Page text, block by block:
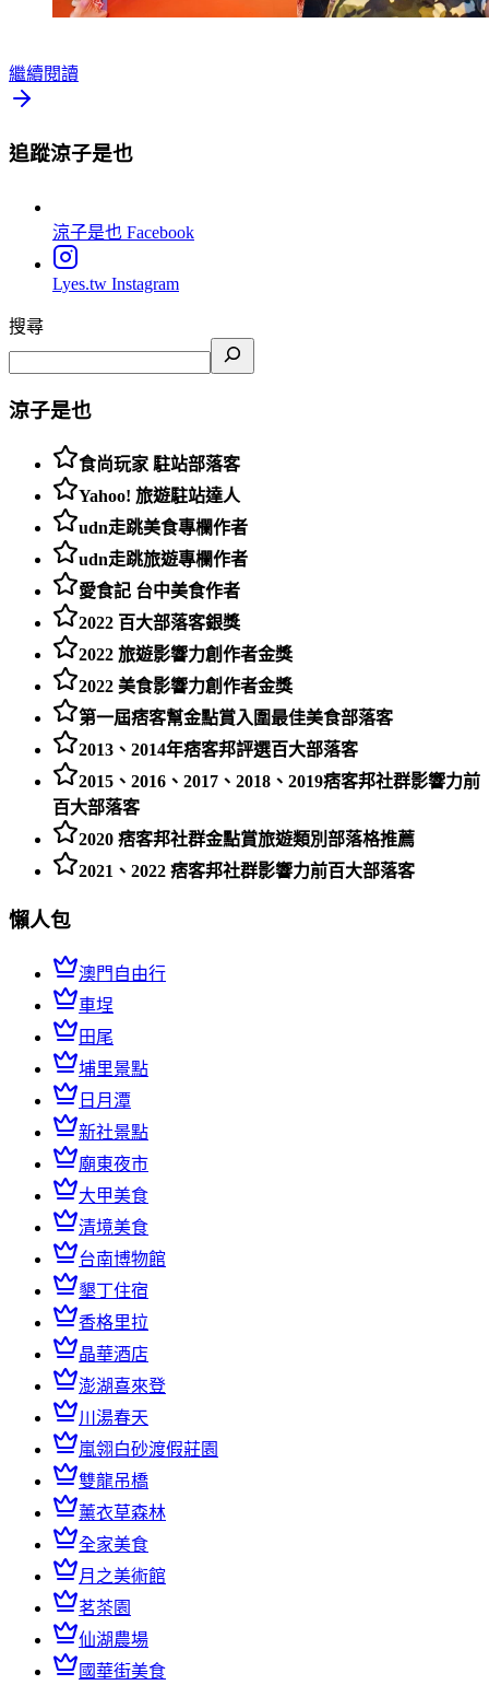
繼續閱讀
追蹤涼子是也
涼子是也 Facebook
Lyes.tw Instagram
搜尋
涼子是也
食尚玩家 駐站部落客
Yahoo! 旅遊駐站達人
udn走跳美食專欄作者
udn走跳旅遊專欄作者
愛食記 台中美食作者
2022 百大部落客銀獎
2022 旅遊影響力創作者金獎
2022 美食影響力創作者金獎
第一屆痞客幫金點賞入圍最佳美食部落客
2013、2014年痞客邦評選百大部落客
2015、2016、2017、2018、2019痞客邦社群影響力前
百大部落客
2020 痞客邦社群金點賞旅遊類別部落格推薦
2021、2022 痞客邦社群影響力前百大部落客
懶人包
澳門自由行
車埕
田尾
埔里景點
日月潭
新社景點
廟東夜市
大甲美食
清境美食
台南博物館
墾丁住宿
香格里拉
晶華酒店
澎湖喜來登
川湯春天
嵐翎白砂渡假莊園
雙龍吊橋
薰衣草森林
全家美食
月之美術館
茗茶園
仙湖農場
國華街美食